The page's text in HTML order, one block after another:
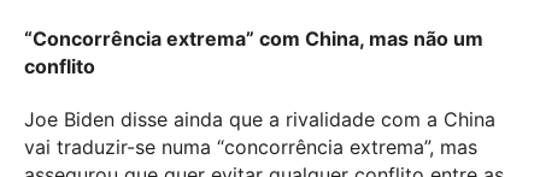
“Concorrência extrema” com China, mas não um
conflito
Joe Biden disse ainda que a rivalidade com a China
vai traduzir-se numa “concorrência extrema”, mas